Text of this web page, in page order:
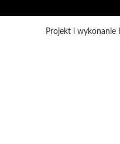
Projekt i wykonanie